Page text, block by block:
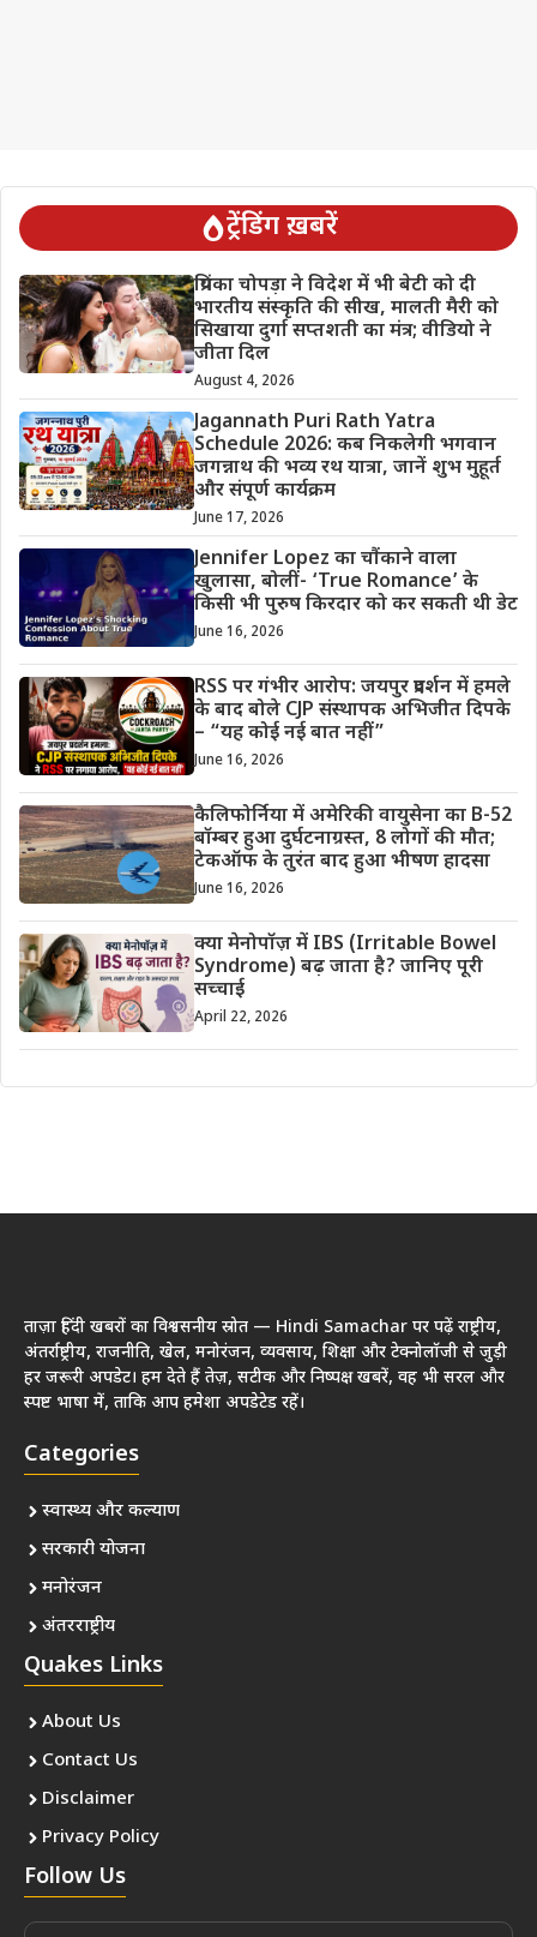
ट्रेंडिंग ख़बरें
प्रियंका चोपड़ा ने विदेश में भी बेटी को दी
भारतीय संस्कृति की सीख, मालती मैरी को
सिखाया दुर्गा सप्तशती का मंत्र; वीडियो ने
जीता दिल
August 4, 2026
Jagannath Puri Rath Yatra
Schedule 2026: कब निकलेगी भगवान
जगन्नाथ की भव्य रथ यात्रा, जानें शुभ मुहूर्त
और संपूर्ण कार्यक्रम
June 17, 2026
Jennifer Lopez का चौंकाने वाला
खुलासा, बोलीं- ‘True Romance’ के
किसी भी पुरुष किरदार को कर सकती थी डेट
June 16, 2026
RSS पर गंभीर आरोप: जयपुर प्रदर्शन में हमले
के बाद बोले CJP संस्थापक अभिजीत दिपके
– “यह कोई नई बात नहीं”
June 16, 2026
कैलिफोर्निया में अमेरिकी वायुसेना का B-52
बॉम्बर हुआ दुर्घटनाग्रस्त, 8 लोगों की मौत;
टेकऑफ के तुरंत बाद हुआ भीषण हादसा
June 16, 2026
क्या मेनोपॉज़ में IBS (Irritable Bowel
Syndrome) बढ़ जाता है? जानिए पूरी
सच्चाई
April 22, 2026
ताज़ा हिंदी खबरों का विश्वसनीय स्रोत — Hindi Samachar पर पढ़ें राष्ट्रीय,
अंतर्राष्ट्रीय, राजनीति, खेल, मनोरंजन, व्यवसाय, शिक्षा और टेक्नोलॉजी से जुड़ी
हर जरूरी अपडेट। हम देते हैं तेज़, सटीक और निष्पक्ष खबरें, वह भी सरल और
स्पष्ट भाषा में, ताकि आप हमेशा अपडेटेड रहें।
Categories
स्वास्थ्य और कल्याण
सरकारी योजना
मनोरंजन
अंतरराष्ट्रीय
Quakes Links
About Us
Contact Us
Disclaimer
Privacy Policy
Follow Us